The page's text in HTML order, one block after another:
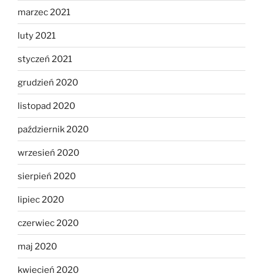
marzec 2021
luty 2021
styczeń 2021
grudzień 2020
listopad 2020
październik 2020
wrzesień 2020
sierpień 2020
lipiec 2020
czerwiec 2020
maj 2020
kwiecień 2020